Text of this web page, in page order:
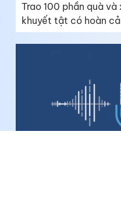
Trao 100 phần quà
khuyết tật có hoàn